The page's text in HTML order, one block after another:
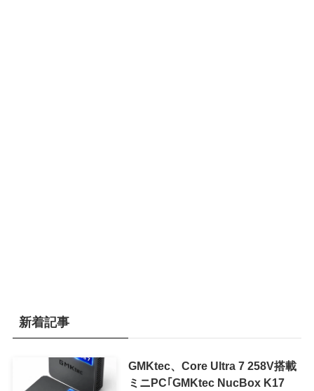
新着記事
GMKtec、Core Ultra 7 258V搭載
ミニPC｢GMKtec NucBox K17